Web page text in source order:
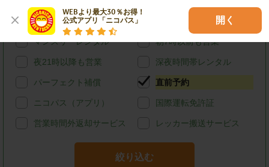
WEBより最大30％お得！
公式アプリ「ニコパス」
開く
宅配レンタカー ウィークリーレンタル
マンスリーレンタル 朝7時以前も営業
夜21時以降も営業 深夜時間帯レンタル
パーフェクト補償 直前予約
ニコパス（アプリ） 国際運転免許証
営業時間外返却サービス レッカー搬送サービス
絞り込む